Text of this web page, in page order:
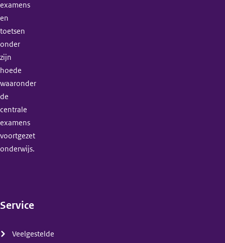
examens
en
toetsen
onder
zijn
hoede
waaronder
de
centrale
examens
voortgezet
onderwijs.
Service
Veelgestelde